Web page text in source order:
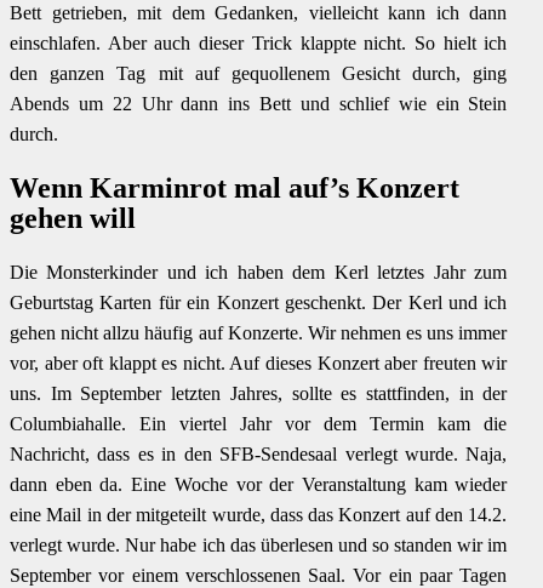
Bett getrieben, mit dem Gedanken, vielleicht kann ich dann
einschlafen. Aber auch dieser Trick klappte nicht. So hielt ich
den ganzen Tag mit auf gequollenem Gesicht durch, ging
Abends um 22 Uhr dann ins Bett und schlief wie ein Stein
durch.
Wenn Karminrot mal auf’s Konzert
gehen will
Die Monsterkinder und ich haben dem Kerl letztes Jahr zum
Geburtstag Karten für ein Konzert geschenkt. Der Kerl und ich
gehen nicht allzu häufig auf Konzerte. Wir nehmen es uns immer
vor, aber oft klappt es nicht. Auf dieses Konzert aber freuten wir
uns. Im September letzten Jahres, sollte es stattfinden, in der
Columbiahalle. Ein viertel Jahr vor dem Termin kam die
Nachricht, dass es in den SFB-Sendesaal verlegt wurde. Naja,
dann eben da. Eine Woche vor der Veranstaltung kam wieder
eine Mail in der mitgeteilt wurde, dass das Konzert auf den 14.2.
verlegt wurde. Nur habe ich das überlesen und so standen wir im
September vor einem verschlossenen Saal. Vor ein paar Tagen